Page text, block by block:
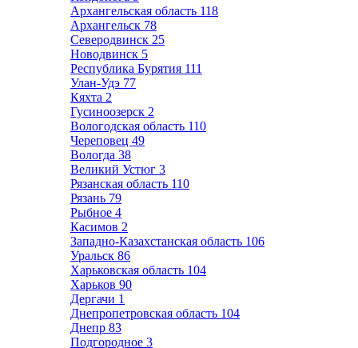
Архангельская область 118
Архангельск 78
Северодвинск 25
Новодвинск 5
Республика Бурятия 111
Улан-Удэ 77
Кяхта 2
Гусиноозерск 2
Вологодская область 110
Череповец 49
Вологда 38
Великий Устюг 3
Рязанская область 110
Рязань 79
Рыбное 4
Касимов 2
Западно-Казахстанская область 106
Уральск 86
Харьковская область 104
Харьков 90
Дергачи 1
Днепропетровская область 104
Днепр 83
Подгородное 3